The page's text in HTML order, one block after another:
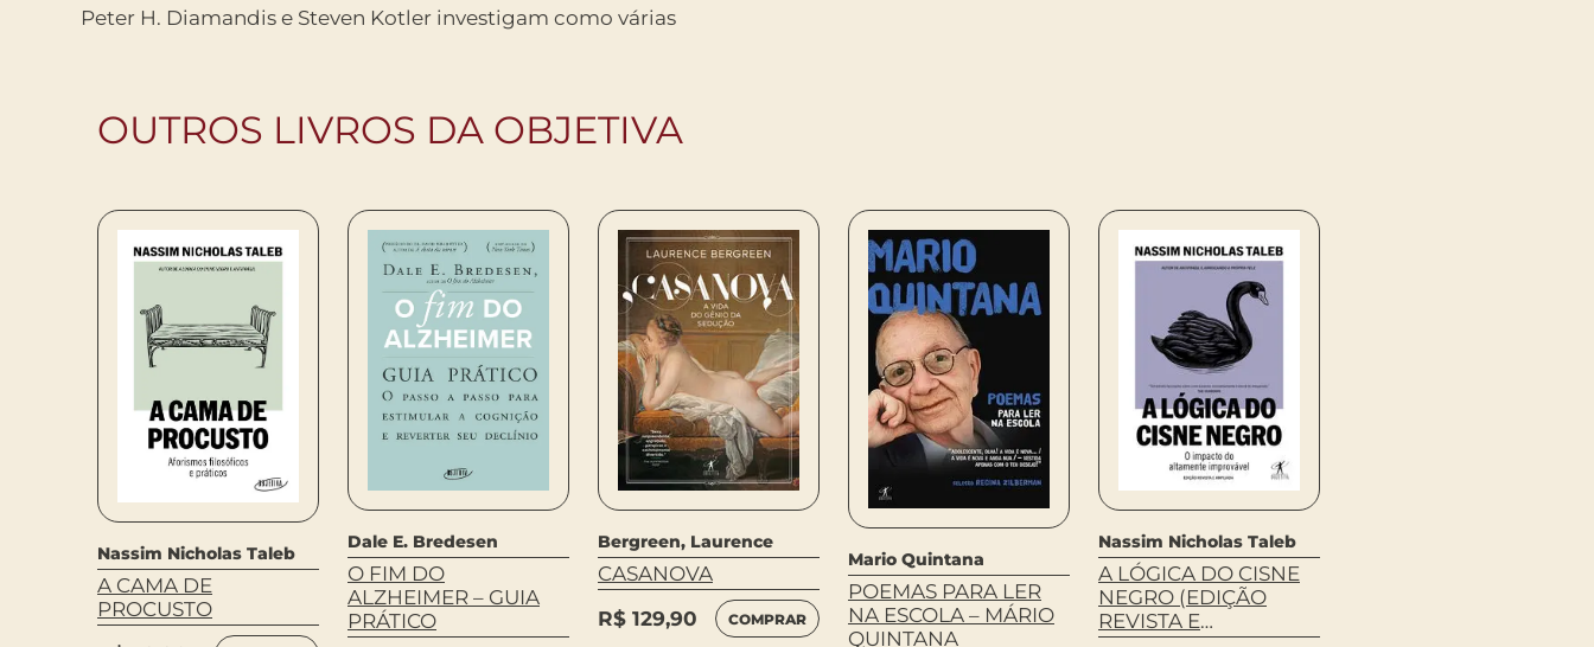
Peter H. Diamandis e Steven Kotler investigam como várias
OUTROS LIVROS DA OBJETIVA
Nassim Nicholas Taleb
A CAMA DE
PROCUSTO
Dale E. Bredesen
O FIM DO
ALZHEIMER – GUIA
PRÁTICO
Bergreen, Laurence
CASANOVA
R$ 129,90 COMPRAR
Mario Quintana
POEMAS PARA LER
NA ESCOLA – MÁRIO
QUINTANA
Nassim Nicholas Taleb
A LÓGICA DO CISNE
NEGRO (EDIÇÃO
REVISTA E